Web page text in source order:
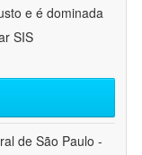
e é dominada
SIS
de São Paulo -